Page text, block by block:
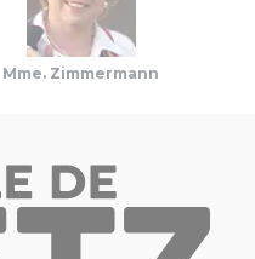
Mme. Zimmermann